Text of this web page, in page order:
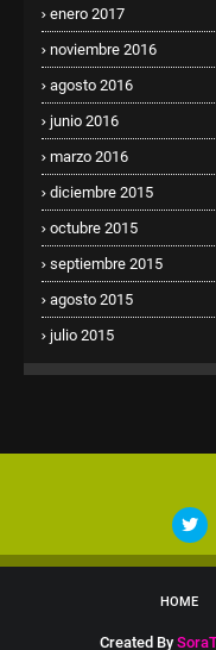
enero 2017
noviembre 2016
agosto 2016
junio 2016
marzo 2016
diciembre 2015
octubre 2015
septiembre 2015
agosto 2015
julio 2015
HOME
Created By